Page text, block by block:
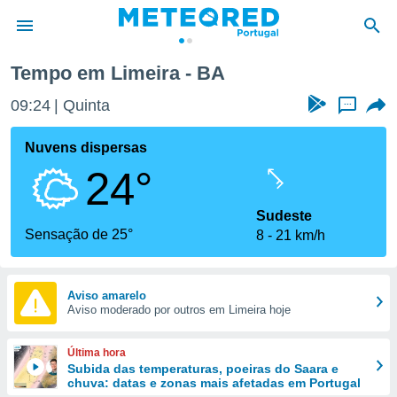
da
foi
fornecidas
a este
das
e
forma
digital
Tempo em Limeira - BA
09:24 Quinta ...
Nuvens dispersas
24°
Sensação de 25°
Sudeste
8
21 km/h
Aviso amarelo
Aviso moderado por outros em Limeira hoje
Última hora
Subida das temperaturas, poeiras do Saara e
chuva: datas e zonas mais afetadas em Portugal